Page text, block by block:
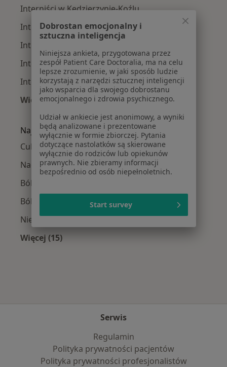
Interniści w Kędzierzynie-Koźlu
Interniści w Nysie
Interniści w Brzegu
Interniści w Prudniku
Interniści w Namysłowie
Więcej (14)
Więcej w kategorii: W pobliżu Opola
Najczęście leczone choroby
Cukrzyca w Opolu
Nadciśnienie tętnicze w Opolu
Ból barku w Opolu
Ból pleców w Opolu
Niewydolność serca w Opolu
Więcej (15)
Serwis
Regulamin
Polityka prywatności pacjentów
Polityka prywatności profesjonalistów
Dobrostan emocjonalny i
sztuczna inteligencja
Niniejsza ankieta, przygotowana przez
zespół Patient Care Doctoralia, ma na celu
lepsze zrozumienie, w jaki sposób ludzie
korzystają z narzędzi sztucznej inteligencji
jako wsparcia dla swojego dobrostanu
emocjonalnego i zdrowia psychicznego.
Udział w ankiecie jest anonimowy, a wyniki
będą analizowane i prezentowane
wyłącznie w formie zbiorczej. Pytania
dotyczące nastolatków są skierowane
wyłącznie do rodziców lub opiekunów
prawnych. Nie zbieramy informacji
bezpośrednio od osób niepełnoletnich.
Start survey